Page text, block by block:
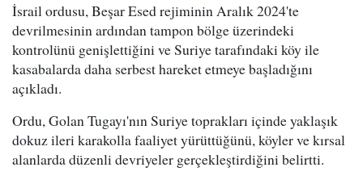
İsrail ordusu, Beşar Esed rejiminin Aralık 2024'te
devrilmesinin ardından tampon bölge üzerindeki
kontrolünü genişlettiğini ve Suriye tarafındaki köy ile
kasabalarda daha serbest hareket etmeye başladığını
açıkladı.
Ordu, Golan Tugayı'nın Suriye toprakları içinde yaklaşık
dokuz ileri karakolla faaliyet yürüttüğünü, köyler ve kırsal
alanlarda düzenli devriyeler gerçekleştirdiğini belirtti.